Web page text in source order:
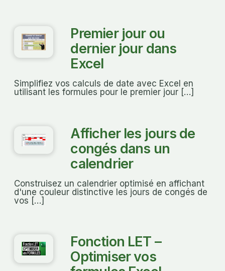
Premier jour ou
dernier jour dans
Excel
Simplifiez vos calculs de date avec Excel en
utilisant les formules pour le premier jour […]
Afficher les jours de
congés dans un
calendrier
Construisez un calendrier optimisé en affichant
d'une couleur distinctive les jours de congés de
vos […]
Fonction LET –
Optimiser vos